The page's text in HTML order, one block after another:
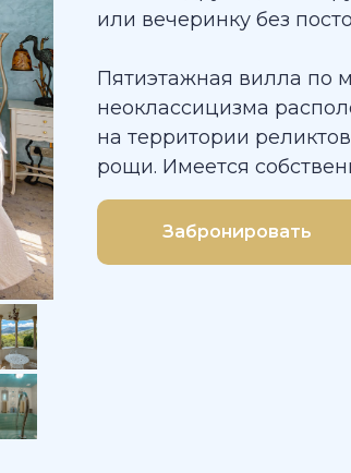
или вечеринку без
Пятиэтажная вилла по
неоклассицизма
на территории
рощи. Имеется
Забронировать